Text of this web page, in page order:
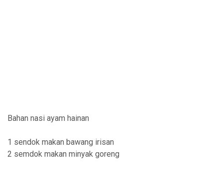
Bahan nasi ayam hainan
1 sendok makan bawang irisan
2 semdok makan minyak goreng